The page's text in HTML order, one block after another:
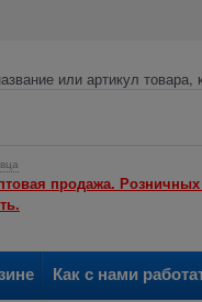
или артикул товара,
продажа.
Как с нами